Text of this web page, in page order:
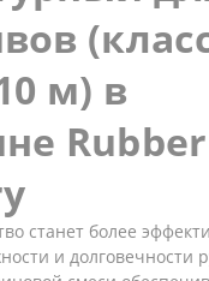
м) в
Rubber
станет более
и долговечности